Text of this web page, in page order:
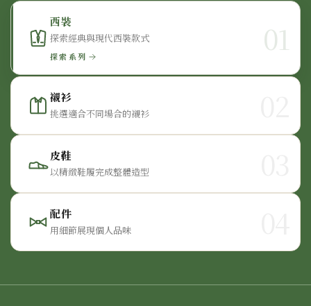
01
西裝
探索經典與現代西裝款式
探索系列
襯衫
挑選適合不同場合的襯衫
皮鞋
以精緻鞋履完成整體造型
配件
用細節展現個人品味